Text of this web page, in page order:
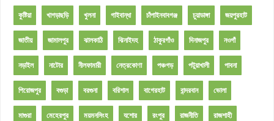
কুষ্টিয়া খাগড়াছড়ি খুলনা গাইবান্ধা চাঁপাইনবাবগঞ্জ চুয়াডাঙ্গা জয়পুরহাট
জাতীয় জামালপুর ঝালকাঠি ঝিনাইদহ ঠাকুরগাঁও দিনাজপুর নওগাঁ
নড়াইল নাটোর নীলফামারী নেত্রকোণা পঞ্চগড় পটুয়াখালী পাবনা
পিরোজপুর বগুড়া বরগুনা বরিশাল বাগেরহাট বান্দরবান ভোলা
মাগুরা মেহেরপুর ময়মনসিংহ যশোর রংপুর রাজনীতি রাজশাহী